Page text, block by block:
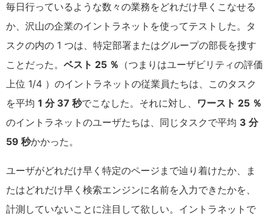
毎日行っているような数々の業務をどれだけ早くこなせる
か、沢山の企業のイントラネットを使ってテストした。タ
スクの内の 1 つは、特定部署またはグループの部長を捜す
ことだった。 ベスト 25 ％ （つまりはユーザビリティの評価
上位 1/4 ）のイントラネットの従業員たちは、このタスク
を平均 1 分 37 秒でこなした。それに対し、 ワースト 25 ％
のイントラネットのユーザたちは、同じタスクで平均 3 分
59 秒かかった。
ユーザがどれだけ早く特定のページまで辿り着けたか、ま
たはどれだけ早く検索エンジンに名前を入力できたかを、
計測していないことに注目して欲しい。イントラネットで